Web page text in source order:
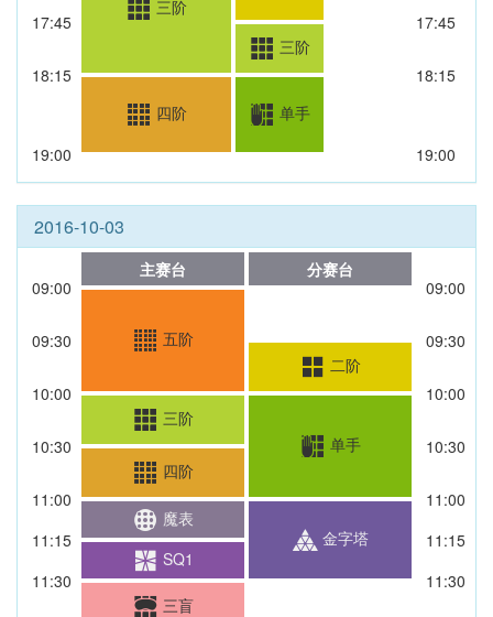
三阶
17:45
三阶
17:45
18:15
四阶
单手
18:15
19:00 19:00
2016-10-03
主赛台
分赛台
09:00
五阶
09:00
09:30
二阶
09:30
10:00
三阶
单手
10:00
10:30
四阶
10:30
11:00
魔表
金字塔
11:00
11:15
SQ1
11:15
11:30
三盲
11:30